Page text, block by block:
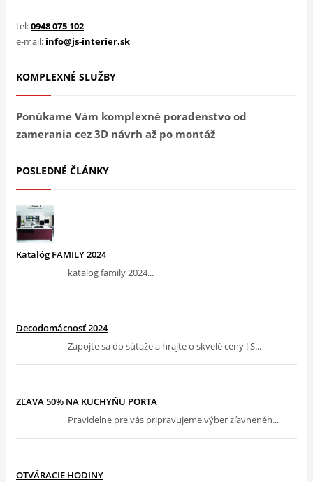
tel:0948 075 102
e-mail: info@js-interier.sk
KOMPLEXNÉ SLUŽBY
Ponúkame Vám komplexné poradenstvo od
zamerania cez 3D návrh až po montáž
POSLEDNÉ ČLÁNKY
Katalóg FAMILY 2024
katalog family 2024...
Decodomácnosť 2024
Zapojte sa do súťaže a hrajte o skvelé ceny ! S...
ZĽAVA 50% NA KUCHYŇU PORTA
Pravidelne pre vás pripravujeme výber zľavnenéh...
OTVÁRACIE HODINY